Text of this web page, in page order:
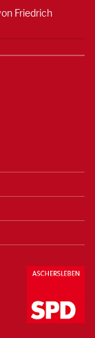
Friedrich